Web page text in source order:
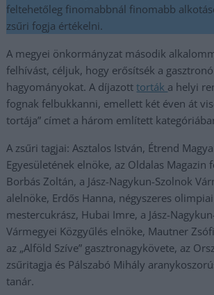
feltehetőleg finomabbnál finomabb
zsűri fogja értékelni.
A megyei önkormányzat második
felhívást, céljuk, hogy erősítsék a
hagyományokat. A díjazotttorták a helyi
fognak felbukkanni, emellett két éven át
tortája” címet a három említett
A zsűri tagjai: Asztalos István, Étrend
Egyesületének elnöke, az Oldalas Magazin
Borbás Zoltán, a Jász-Nagykun-Szolnok
alelnöke, Erdős Hanna, négyszeres
mestercukrász, Hubai Imre, a Jász-
Vármegyei Közgyűlés elnöke, Mautner
az „Alföld Szíve” gasztronagykövete, az
zsűritagja és Pálszabó Mihály
tanár.